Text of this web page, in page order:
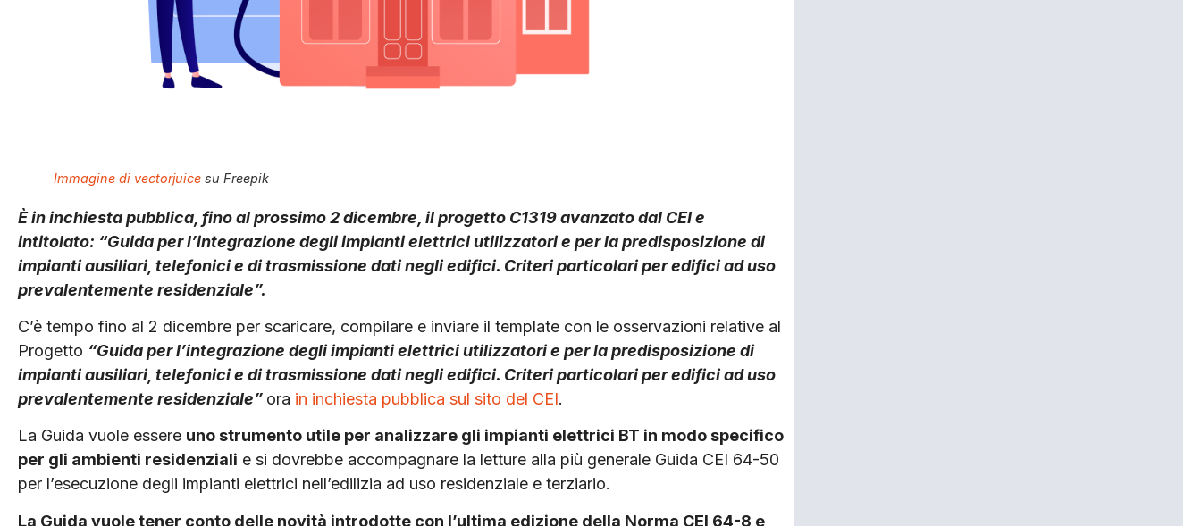
Immagine di vectorjuice su Freepik
È in inchiesta pubblica, fino al prossimo 2 dicembre, il progetto C1319 avanzato dal CEI e
intitolato: “Guida per l’integrazione degli impianti elettrici utilizzatori e per la predisposizione di
impianti ausiliari, telefonici e di trasmissione dati negli edifici. Criteri particolari per edifici ad uso
prevalentemente residenziale”.
C’è tempo fino al 2 dicembre per scaricare, compilare e inviare il template con le osservazioni relative al
Progetto “Guida per l’integrazione degli impianti elettrici utilizzatori e per la predisposizione di
impianti ausiliari, telefonici e di trasmissione dati negli edifici. Criteri particolari per edifici ad uso
prevalentemente residenziale” ora in inchiesta pubblica sul sito del CEI.
La Guida vuole essere uno strumento utile per analizzare gli impianti elettrici BT in modo specifico
per gli ambienti residenziali e si dovrebbe accompagnare la letture alla più generale Guida CEI 64-50
per l’esecuzione degli impianti elettrici nell’edilizia ad uso residenziale e terziario.
La Guida vuole tener conto delle novità introdotte con l’ultima edizione della Norma CEI 64-8 e